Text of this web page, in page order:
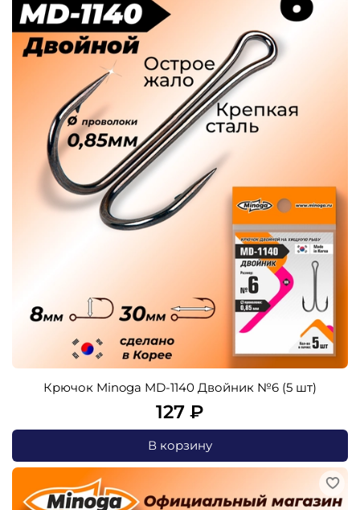
Крючок Minoga MD-1140 Двойник №6 (5 шт)
127 ₽
В корзину